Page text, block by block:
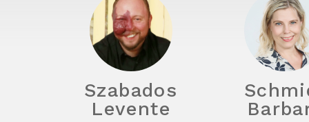
Szabados
Levente